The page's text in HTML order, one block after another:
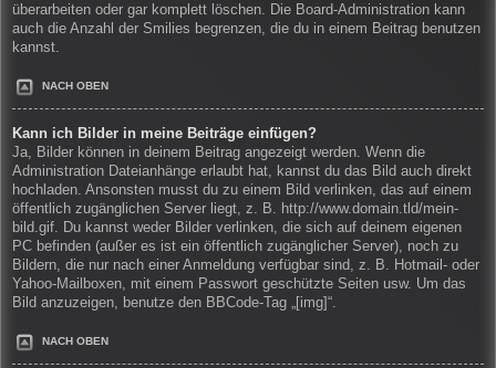
überarbeiten oder gar komplett löschen. Die Board-Administration kann
auch die Anzahl der Smilies begrenzen, die du in einem Beitrag benutzen
kannst.
NACH OBEN
Kann ich Bilder in meine Beiträge einfügen?
Ja, Bilder können in deinem Beitrag angezeigt werden. Wenn die
Administration Dateianhänge erlaubt hat, kannst du das Bild auch direkt
hochladen. Ansonsten musst du zu einem Bild verlinken, das auf einem
öffentlich zugänglichen Server liegt, z. B. http://www.domain.tld/mein-
bild.gif. Du kannst weder Bilder verlinken, die sich auf deinem eigenen
PC befinden (außer es ist ein öffentlich zugänglicher Server), noch zu
Bildern, die nur nach einer Anmeldung verfügbar sind, z. B. Hotmail- oder
Yahoo-Mailboxen, mit einem Passwort geschützte Seiten usw. Um das
Bild anzuzeigen, benutze den BBCode-Tag „[img]“.
NACH OBEN